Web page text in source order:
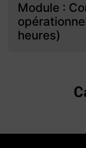
Module :
heures)